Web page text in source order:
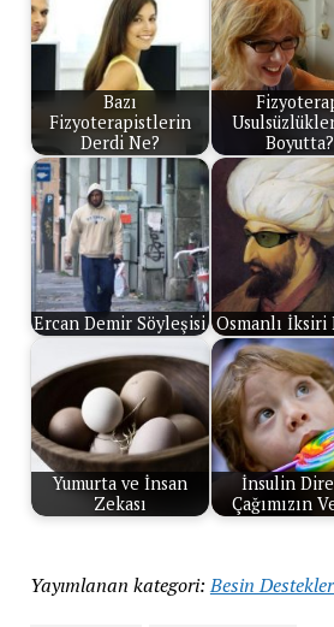
Bazı
Fizyoterapistlerin
Derdi Ne?
Boyutta?
Ercan Demir Söyleşisi Osmanlı İksiri
Yumurta ve İnsan
Zekası
İnsulin
Çağımızın
Yayımlanan kategori: Besin